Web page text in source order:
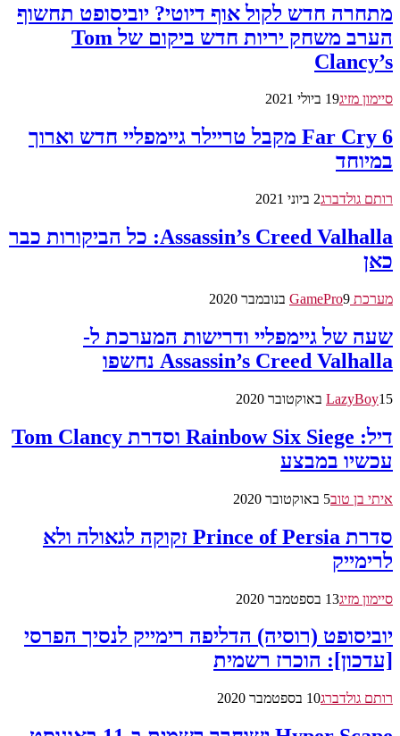
מתחרה חדש לקול אוף דיוטי? יוביסופט תחשוף
הערב משחק יריות חדש ביקום של Tom
Clancy’s
סיימון מזיג19 ביולי 2021
Far Cry 6 מקבל טריילר גיימפליי חדש וארוך
במיוחד
רותם גולדברג2 ביוני 2021
Assassin’s Creed Valhalla: כל הביקורות כבר
כאן
מערכת GamePro 9 בנובמבר 2020
שעה של גיימפליי ודרישות המערכת ל-
Assassin’s Creed Valhalla נחשפו
LazyBoy15 באוקטובר 2020
דיל: Rainbow Six Siege וסדרת Tom Clancy
עכשיו במבצע
איתי בן טוב5 באוקטובר 2020
סדרת Prince of Persia זקוקה לגאולה ולא
לרימייק
סיימון מזיג13 בספטמבר 2020
יוביסופט (רוסיה) הדליפה רימייק לנסיך הפרסי
[עדכון]: הוכרז רשמית
רותם גולדברג10 בספטמבר 2020